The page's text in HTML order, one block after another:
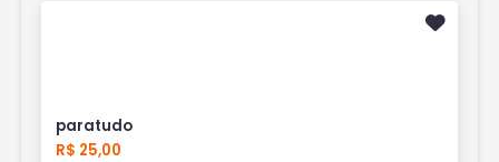
paratudo
R$ 25,00